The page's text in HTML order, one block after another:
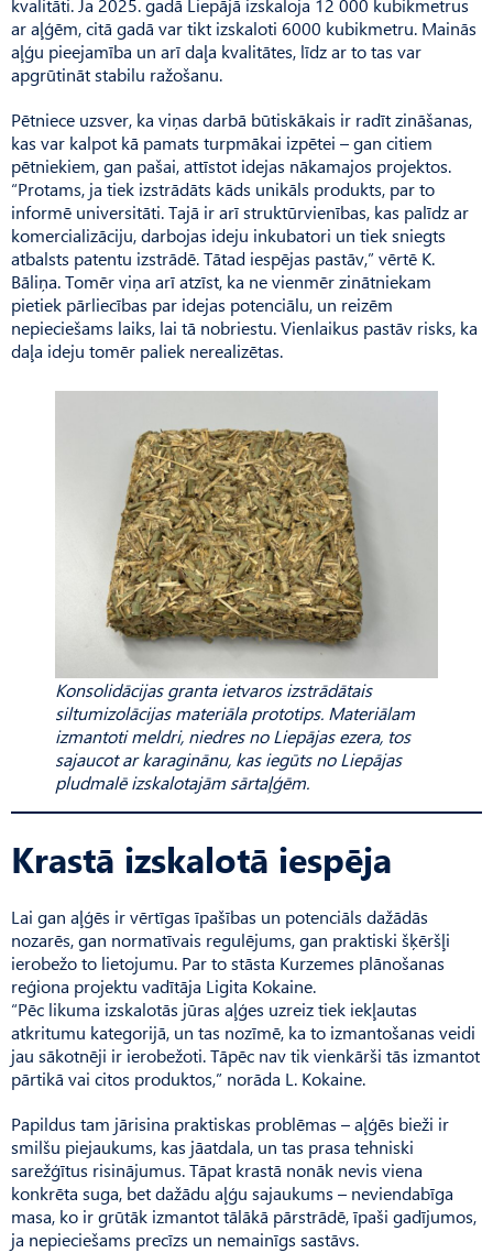
kvalitāti. Ja 2025. gadā Liepājā izskaloja 12 000 kubikmetrus
ar aļģēm, citā gadā var tikt izskaloti 6000 kubikmetru. Mainās
aļģu pieejamība un arī daļa kvalitātes, līdz ar to tas var
apgrūtināt stabilu ražošanu.
Pētniece uzsver, ka viņas darbā būtiskākais ir radīt zināšanas,
kas var kalpot kā pamats turpmākai izpētei – gan citiem
pētniekiem, gan pašai, attīstot idejas nākamajos projektos.
“Protams, ja tiek izstrādāts kāds unikāls produkts, par to
informē universitāti. Tajā ir arī struktūrvienības, kas palīdz ar
komercializāciju, darbojas ideju inkubatori un tiek sniegts
atbalsts patentu izstrādē. Tātad iespējas pastāv,” vērtē K.
Bāliņa. Tomēr viņa arī atzīst, ka ne vienmēr zinātniekam
pietiek pārliecības par idejas potenciālu, un reizēm
nepieciešams laiks, lai tā nobriestu. Vienlaikus pastāv risks, ka
daļa ideju tomēr paliek nerealizētas.
Konsolidācijas granta ietvaros izstrādātais
siltumizolācijas materiāla prototips. Materiālam
izmantoti meldri, niedres no Liepājas ezera, tos
sajaucot ar karaginānu, kas iegūts no Liepājas
pludmalē izskalotajām sārtaļģēm.
Krastā izskalotā iespēja
Lai gan aļģēs ir vērtīgas īpašības un potenciāls dažādās
nozarēs, gan normatīvais regulējums, gan praktiski šķēršļi
ierobežo to lietojumu. Par to stāsta Kurzemes plānošanas
reģiona projektu vadītāja Ligita Kokaine.
“Pēc likuma izskalotās jūras aļģes uzreiz tiek iekļautas
atkritumu kategorijā, un tas nozīmē, ka to izmantošanas veidi
jau sākotnēji ir ierobežoti. Tāpēc nav tik vienkārši tās izmantot
pārtikā vai citos produktos,” norāda L. Kokaine.
Papildus tam jārisina praktiskas problēmas – aļģēs bieži ir
smilšu piejaukums, kas jāatdala, un tas prasa tehniski
sarežģītus risinājumus. Tāpat krastā nonāk nevis viena
konkrēta suga, bet dažādu aļģu sajaukums – neviendabīga
masa, ko ir grūtāk izmantot tālākā pārstrādē, īpaši gadījumos,
ja nepieciešams precīzs un nemainīgs sastāvs.